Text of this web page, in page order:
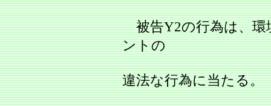
被告Y2の行為は、環
ントの
違法な行為に当たる。